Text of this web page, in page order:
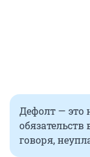
Дефолт — это
говоря,